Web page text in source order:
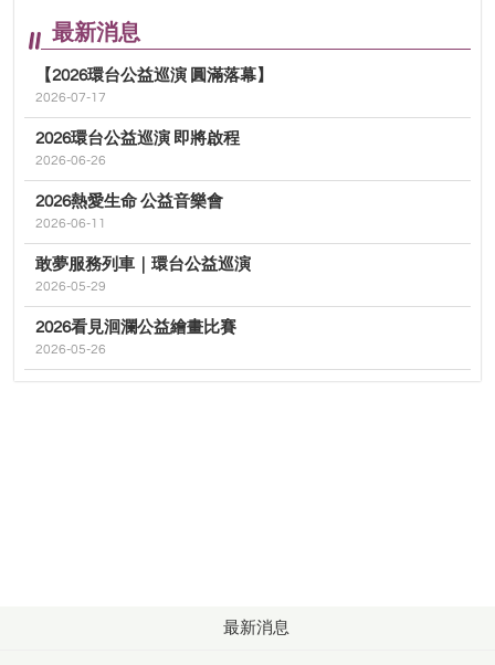
最新消息
【2026環台公益巡演 圓滿落幕】
2026-07-17
2026環台公益巡演 即將啟程
2026-06-26
2026熱愛生命 公益音樂會
2026-06-11
敢夢服務列車｜環台公益巡演
2026-05-29
2026看見洄瀾公益繪畫比賽
2026-05-26
最新消息